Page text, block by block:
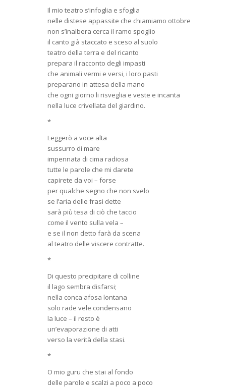
Il mio teatro s’infoglia e sfoglia
nelle distese appassite che chiamiamo ottobre
non s’inalbera cerca il ramo spoglio
il canto già staccato e sceso al suolo
teatro della terra e del ricanto
prepara il racconto degli impasti
che animali vermi e versi, i loro pasti
preparano in attesa della mano
che ogni giorno li risveglia e veste e incanta
nella luce crivellata del giardino.
*
Leggerò a voce alta
sussurro di mare
impennata di cima radiosa
tutte le parole che mi darete
capirete da voi – forse
per qualche segno che non svelo
se l’aria delle frasi dette
sarà più tesa di ciò che taccio
come il vento sulla vela –
e se il non detto farà da scena
al teatro delle viscere contratte.
*
Di questo precipitare di colline
il lago sembra disfarsi;
nella conca afosa lontana
solo rade vele condensano
la luce – il resto è
un’evaporazione di atti
verso la verità della stasi.
*
O mio guru che stai al fondo
delle parole e scalzi a poco a poco